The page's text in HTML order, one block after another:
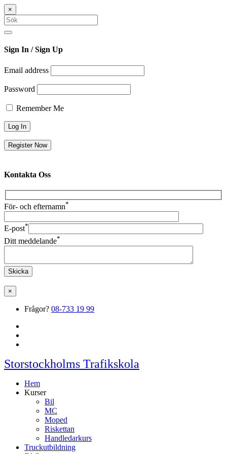
×
Sök
efter:
Search
Sign In / Sign Up
Email address
Password
Remember Me
Register Now
Kontakta Oss
För- och efternamn*
E-post*
Ditt meddelande*
×
Frågor? 08-733 19 99
Storstockholms Trafikskola
Hem
Kurser
Bil
MC
Moped
Riskettan
Handledarkurs
Truckutbildning